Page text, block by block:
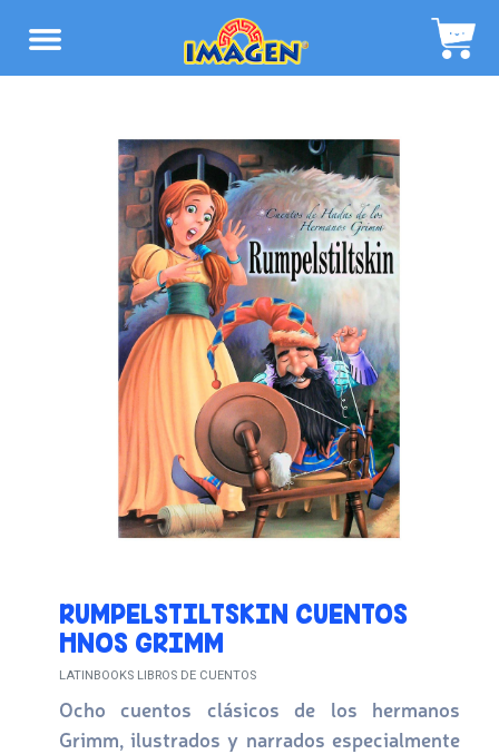
RUMPELSTILTSKIN CUENTOS
HNOS GRIMM
LATINBOOKS LIBROS DE CUENTOS
Ocho cuentos clásicos de los hermanos
Grimm, ilustrados y narrados especialmente